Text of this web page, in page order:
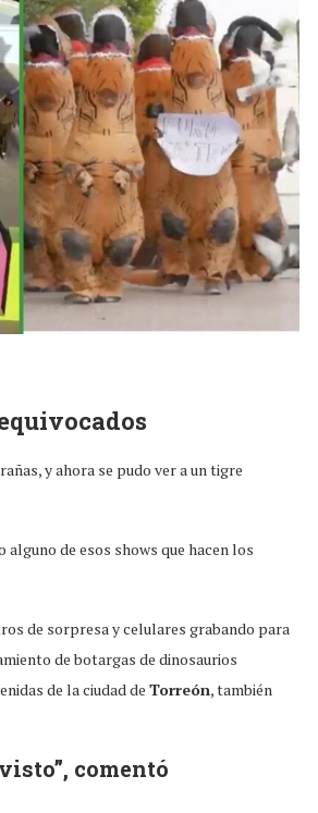
y ahora se pudo ver a un tigre
de esos shows que hacen los
de sorpresa y celulares grabando para
de botargas de dinosaurios
de la ciudad de Torreón, también
comentó